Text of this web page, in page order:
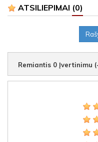
ATSILIEPIMAI (0)
Remiantis 0 Įvertinimu